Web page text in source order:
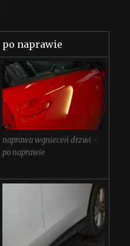
po naprawie
naprawa wgnieceń drzwi -
po naprawie